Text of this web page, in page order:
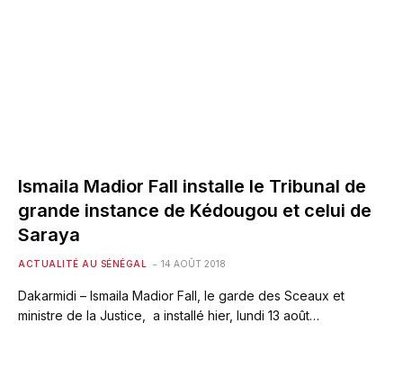
Ismaila Madior Fall installe le Tribunal de
grande instance de Kédougou et celui de
Saraya
ACTUALITÉ AU SÉNÉGAL 14 AOÛT 2018
Dakarmidi – Ismaila Madior Fall, le garde des Sceaux et
ministre de la Justice, a installé hier, lundi 13 août…